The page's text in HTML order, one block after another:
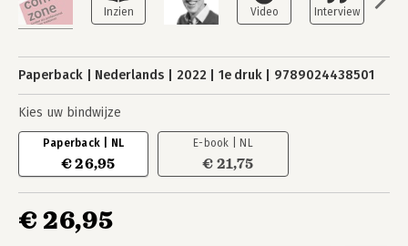
Paperback Nederlands 2022 1e druk 9789024438501
Kies uw bindwijze
Paperback | NL
€ 26,95
E-book | NL
€ 21,75
€ 26,95